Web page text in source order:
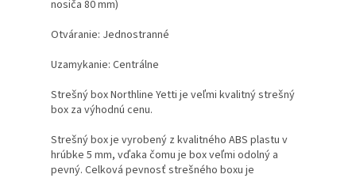
nosiča 80 mm)
Otváranie: Jednostranné
Uzamykanie: Centrálne
Strešný box Northline Yetti je veľmi kvalitný strešný
box za výhodnú cenu.
Strešný box je vyrobený z kvalitného ABS plastu v
hrúbke 5 mm, vďaka čomu je box veľmi odolný a
pevný. Celková pevnosť strešného boxu je